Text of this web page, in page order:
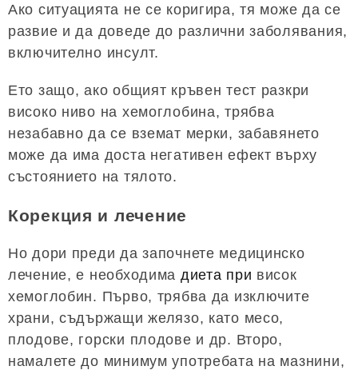
Ако ситуацията не се коригира, тя може да се
развие и да доведе до различни заболявания,
включително инсулт.
Ето защо, ако общият кръвен тест разкри
високо ниво на хемоглобина, трябва
незабавно да се вземат мерки, забавянето
може да има доста негативен ефект върху
състоянието на тялото.
Корекция и лечение
Но дори преди да започнете медицинско
лечение, е необходима диета при висок
хемоглобин. Първо, трябва да изключите
храни, съдържащи желязо, като месо,
плодове, горски плодове и др. Второ,
намалете до минимум употребата на мазнини,